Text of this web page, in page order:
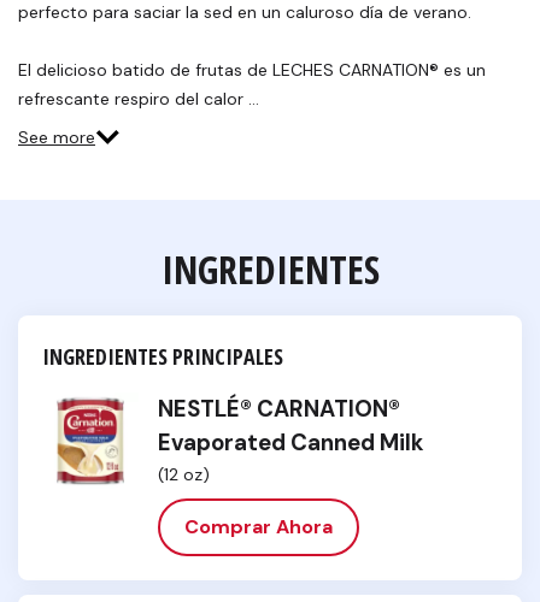
perfecto para saciar la sed en un caluroso día de verano.
El delicioso batido de frutas de LECHES CARNATION® es un
refrescante respiro del calor …
See more
INGREDIENTES
INGREDIENTES PRINCIPALES
NESTLÉ® CARNATION®
Evaporated Canned Milk
(12 oz)
Comprar Ahora